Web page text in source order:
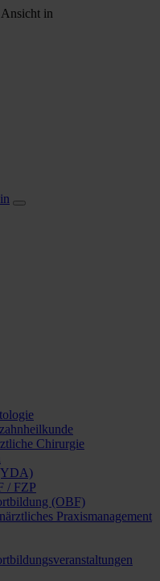
in
Chirurgie
/ FZP
(OBF)
Praxismanagement